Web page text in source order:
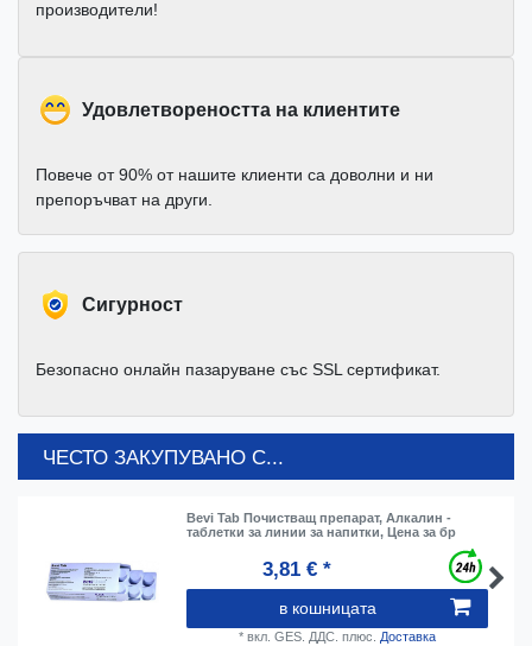
производители!
Удовлетвореността на клиентите
Повече от 90% от нашите клиенти са доволни и ни
препоръчват на други.
Cигурност
Безопасно онлайн пазаруване със SSL сертификат.
ЧЕСТО ЗАКУПУВАНО С...
Bevi Tab Почистващ препарат, Алкалин -
таблетки за линии за напитки, Цена за бр
3,81 € *
в кошницата
* вкл. GES. ДДС. плюс. Доставка